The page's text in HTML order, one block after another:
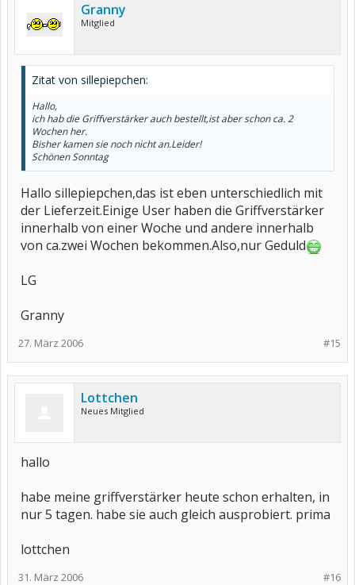
Granny
Mitglied
Zitat von sillepiepchen:
Hallo,
ich hab die Griffverstärker auch bestellt,ist aber schon ca. 2
Wochen her.
Bisher kamen sie noch nicht an.Leider!
Schönen Sonntag
Hallo sillepiepchen,das ist eben unterschiedlich mit
der Lieferzeit.Einige User haben die Griffverstärker
innerhalb von einer Woche und andere innerhalb
von ca.zwei Wochen bekommen.Also,nur Geduld
LG
Granny
#15
27. März 2006
Lottchen
Neues Mitglied
hallo
habe meine griffverstärker heute schon erhalten, in
nur 5 tagen. habe sie auch gleich ausprobiert. prima
lottchen
#16
31. März 2006